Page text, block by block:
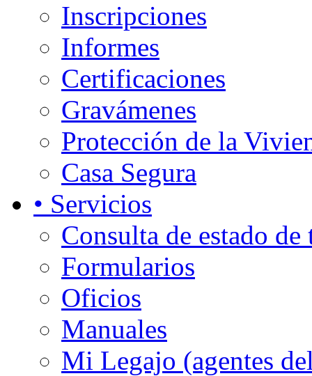
Inscripciones
Informes
Certificaciones
Gravámenes
Protección de la
Casa Segura
• Servicios
Consulta de estado de
Formularios
Oficios
Manuales
Mi Legajo (agentes